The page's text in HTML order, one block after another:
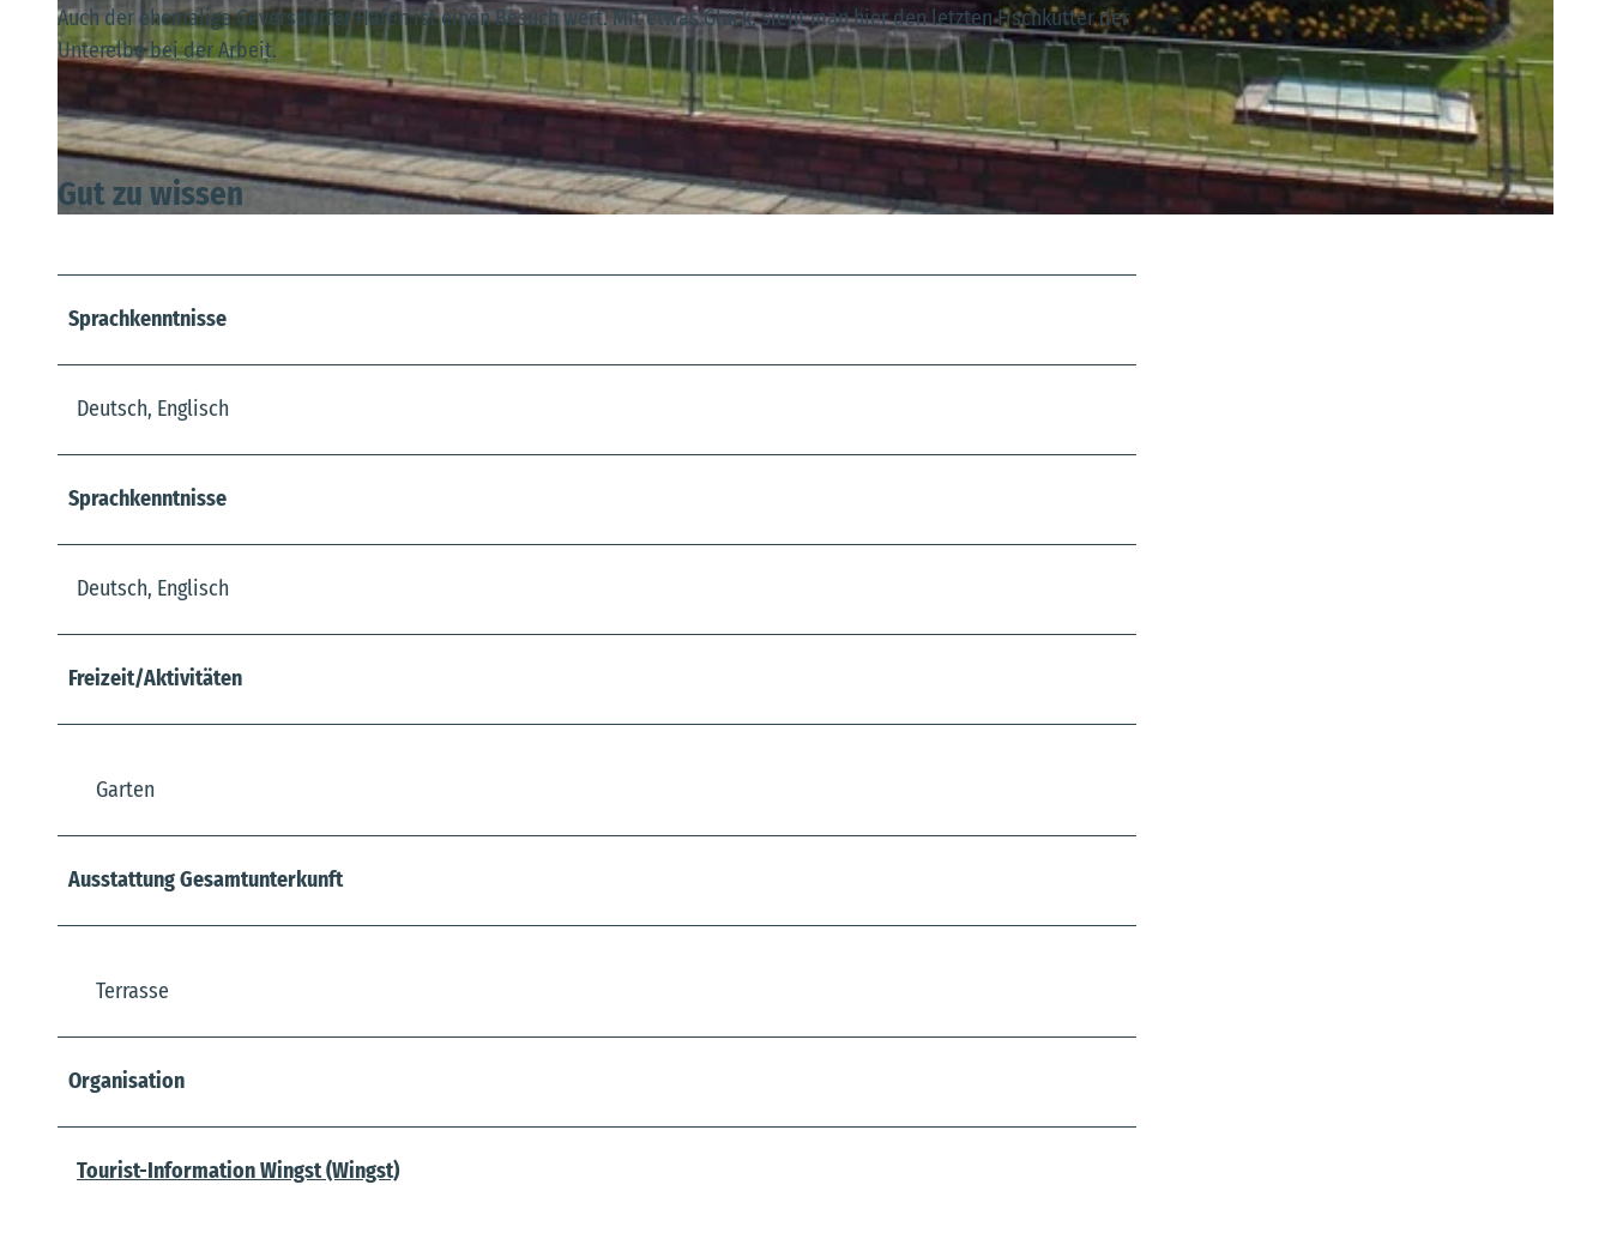
Auch der ehemalige Geversdorfer Hafen ist einen Besuch wert. Mit etwas Glück, sieht man hier den letzten Fischkutter der
Unterelbe bei der Arbeit.
Gut zu wissen
Sprachkenntnisse
Deutsch, Englisch
Sprachkenntnisse
Deutsch, Englisch
Freizeit/Aktivitäten
Garten
Ausstattung Gesamtunterkunft
Terrasse
Organisation
Tourist-Information Wingst (Wingst)